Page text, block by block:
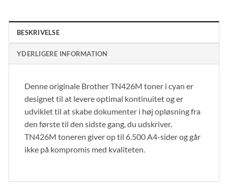
BESKRIVELSE
YDERLIGERE INFORMATION
Denne originale Brother TN426M toner i cyan er
designet til at levere optimal kontinuitet og er
udviklet til at skabe dokumenter i høj opløsning fra
den første til den sidste gang, du udskriver.
TN426M toneren giver op til 6.500 A4-sider og går
ikke på kompromis med kvaliteten.